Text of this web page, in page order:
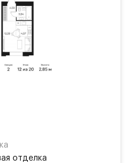
отделка